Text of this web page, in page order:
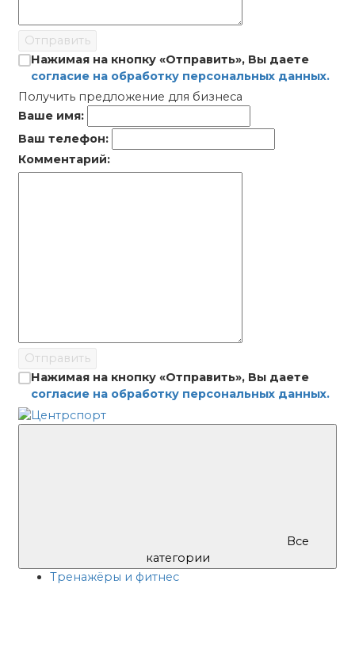
Отправить
Нажимая на кнопку «Отправить», Вы даете
согласие на обработку персональных данных.
Получить предложение для бизнеса
Ваше имя:
Ваш телефон:
Комментарий:
Отправить
Нажимая на кнопку «Отправить», Вы даете
согласие на обработку персональных данных.
Все
категории
Тренажёры и фитнес